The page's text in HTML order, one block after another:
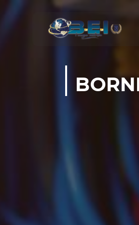
Panneau de gestion des cookies